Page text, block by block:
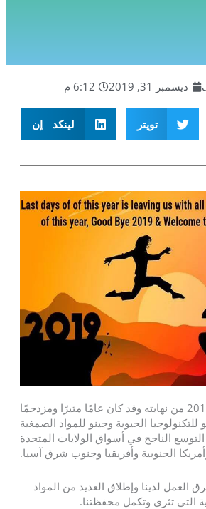
ديسمبر 31, 2019 6:12 م
تويتر لينكد إن
يقترب عام 2019 من نهايته وقد كان عامًا مثيرًا ومزدحمًا
الحيوية وجينو للمواد الصمغية
الناجح في أسواق الولايات المتحدة
الجنوبية وأفريقيا وجنوب شرق آسيا.
العمل لدينا وإطلاق العديد من المواد
التي تثري وتكمل محفظتنا.